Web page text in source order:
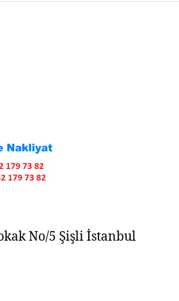
No/5 Şişli İstanbul